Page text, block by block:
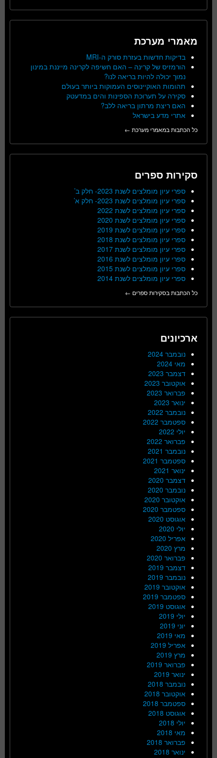
מאמרי מערכת
בדיקות חדשות בעזרת סורק ה-MRI
הורמזיס של קרינה – האם חשיפה לקרינה מייננת במינון
נמוך יכולה להיות בריאה לנו?
תהומות האוקיינוסים העמוקות ביותר בעולם
סקירה על תערוכת הספינות והים במדעטק
האם ריצת מרתון בריאה ללב?
אתרי מדע בישראל
כל הכתבות במאמרי מערכת ←
סקירות ספרים
ספרי עיון מומלצים לשנת 2023- חלק ב’
ספרי עיון מומלצים לשנת 2023- חלק א’
ספרי עיון מומלצים לשנת 2022
ספרי עיון מומלצים לשנת 2020
ספרי עיון מומלצים לשנת 2019
ספרי עיון מומלצים לשנת 2018
ספרי עיון מומלצים לשנת 2017
ספרי עיון מומלצים לשנת 2016
ספרי עיון מומלצים לשנת 2015
ספרי עיון מומלצים לשנת 2014
כל הכתבות בסקירות ספרים ←
ארכיונים
נובמבר 2024
מאי 2024
דצמבר 2023
אוקטובר 2023
פברואר 2023
ינואר 2023
נובמבר 2022
ספטמבר 2022
יולי 2022
פברואר 2022
נובמבר 2021
ספטמבר 2021
ינואר 2021
דצמבר 2020
נובמבר 2020
אוקטובר 2020
ספטמבר 2020
אוגוסט 2020
יולי 2020
אפריל 2020
מרץ 2020
פברואר 2020
דצמבר 2019
נובמבר 2019
אוקטובר 2019
ספטמבר 2019
אוגוסט 2019
יולי 2019
יוני 2019
מאי 2019
אפריל 2019
מרץ 2019
פברואר 2019
ינואר 2019
נובמבר 2018
אוקטובר 2018
ספטמבר 2018
אוגוסט 2018
יולי 2018
מאי 2018
פברואר 2018
ינואר 2018